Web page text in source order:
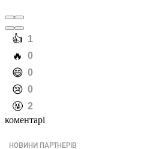
️👍 1
️🔥 0
️😄 0
️😢 0
️🤬 2
коментарі